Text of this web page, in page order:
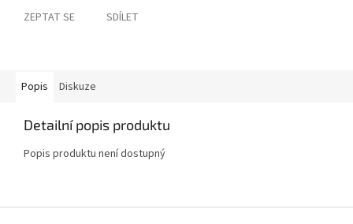
ZEPTAT SE SDÍLET
Popis Diskuze
Detailní popis produktu
Popis produktu není dostupný